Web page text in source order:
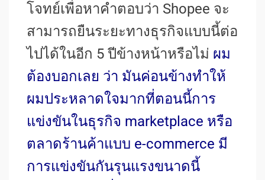
โจทย์เพื่อหาคำตอบว่า Shopee จะ
สามารถยืนระยะทางธุรกิจแบบนี้ต่อ
ไปได้ในอีก 5 ปีข้างหน้าหรือไม่ ผม
ต้องบอกเลย ว่า มันค่อนข้างทำให้
ผมประหลาดใจมากที่ตอนนี้การ
แข่งขันในธุรกิจ marketplace หรือ
ตลาดร้านค้าแบบ e-commerce มี
การแข่งขันกันรุนแรงขนาดนี้